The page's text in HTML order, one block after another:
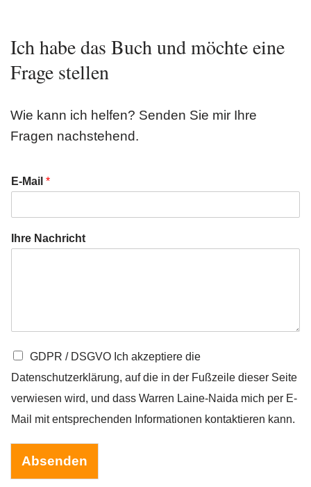
Ich habe das Buch und möchte eine
Frage stellen
Wie kann ich helfen? Senden Sie mir Ihre
Fragen nachstehend.
E-Mail *
Ihre Nachricht
G
P
R
D
O
GDPR / DSGVO Ich akzeptiere die
Datenschutzerklärung, auf die in der Fußzeile dieser Seite
verwiesen wird, und dass Warren Laine-Naida mich per E-
Mail mit entsprechenden Informationen kontaktieren kann.
Absenden